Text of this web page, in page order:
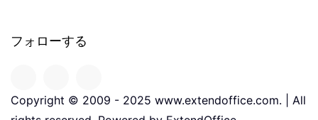
フォローする
Copyright © 2009 - 2025 www.extendoffice.com. | All